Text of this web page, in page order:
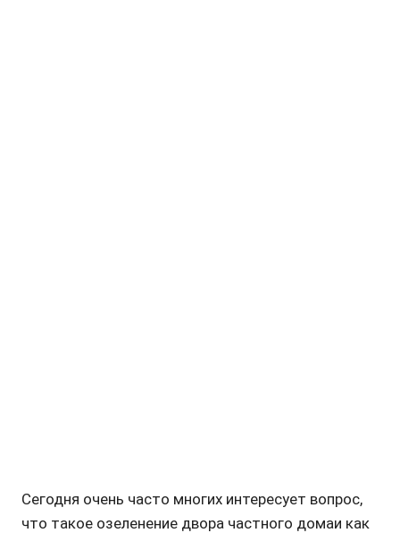
Сегодня очень часто многих интересует вопрос,
что такое озеленение двора частного домаи как